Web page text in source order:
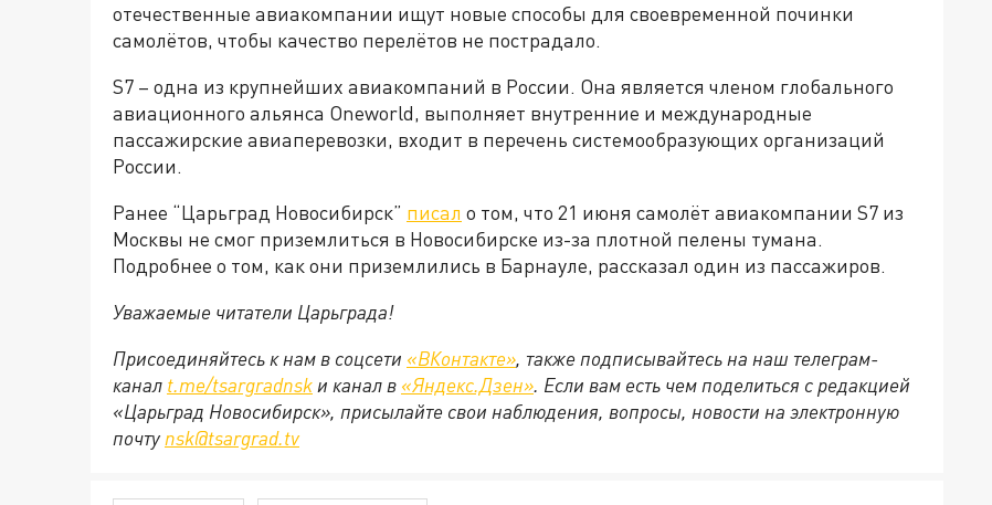
отечественные авиакомпании ищут новые способы для своевременной починки
самолётов, чтобы качество перелётов не пострадало.
S7 – одна из крупнейших авиакомпаний в России. Она является членом глобального
авиационного альянса Oneworld, выполняет внутренние и международные
пассажирские авиаперевозки, входит в перечень системообразующих организаций
России.
Ранее “Царьград Новосибирск” писал о том, что 21 июня самолёт авиакомпании S7 из
Москвы не смог приземлиться в Новосибирске из-за плотной пелены тумана.
Подробнее о том, как они приземлились в Барнауле, рассказал один из пассажиров.
Уважаемые читатели Царьграда!
Присоединяйтесь к нам в соцсети «ВКонтакте», также подписывайтесь на наш телеграм-
канал t.me/tsargradnsk и канал в «Яндекс.Дзен». Если вам есть чем поделиться с редакцией
«Царьград Новосибирск», присылайте свои наблюдения, вопросы, новости на электронную
почту nsk@tsargrad.tv